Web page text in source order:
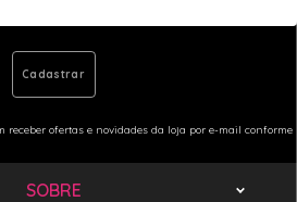
Cadastrar
receber ofertas e novidades da loja por e-mail conforme
SOBRE